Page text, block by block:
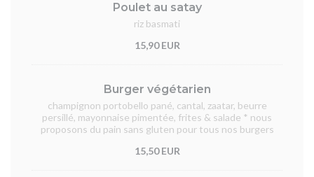
Poulet au satay
riz basmati
15,90 EUR
Burger végétarien
champignon portobello pané, cantal, zaatar, beurre
persillé, mayonnaise pimentée, frites & salade * nous
proposons du pain sans gluten pour tous nos burgers
15,50 EUR